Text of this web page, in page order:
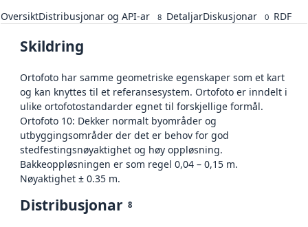
OversiktDistribusjonar og API-ar 8 DetaljarDiskusjonar 0 RDF
Skildring
Ortofoto har samme geometriske egenskaper som et kart
og kan knyttes til et referansesystem. Ortofoto er inndelt i
ulike ortofotostandarder egnet til forskjellige formål.
Ortofoto 10: Dekker normalt byområder og
utbyggingsområder der det er behov for god
stedfestingsnøyaktighet og høy oppløsning.
Bakkeoppløsningen er som regel 0,04 – 0,15 m.
Nøyaktighet ± 0.35 m.
Distribusjonar 8